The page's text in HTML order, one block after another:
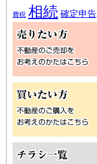
費税 相続 確定申告